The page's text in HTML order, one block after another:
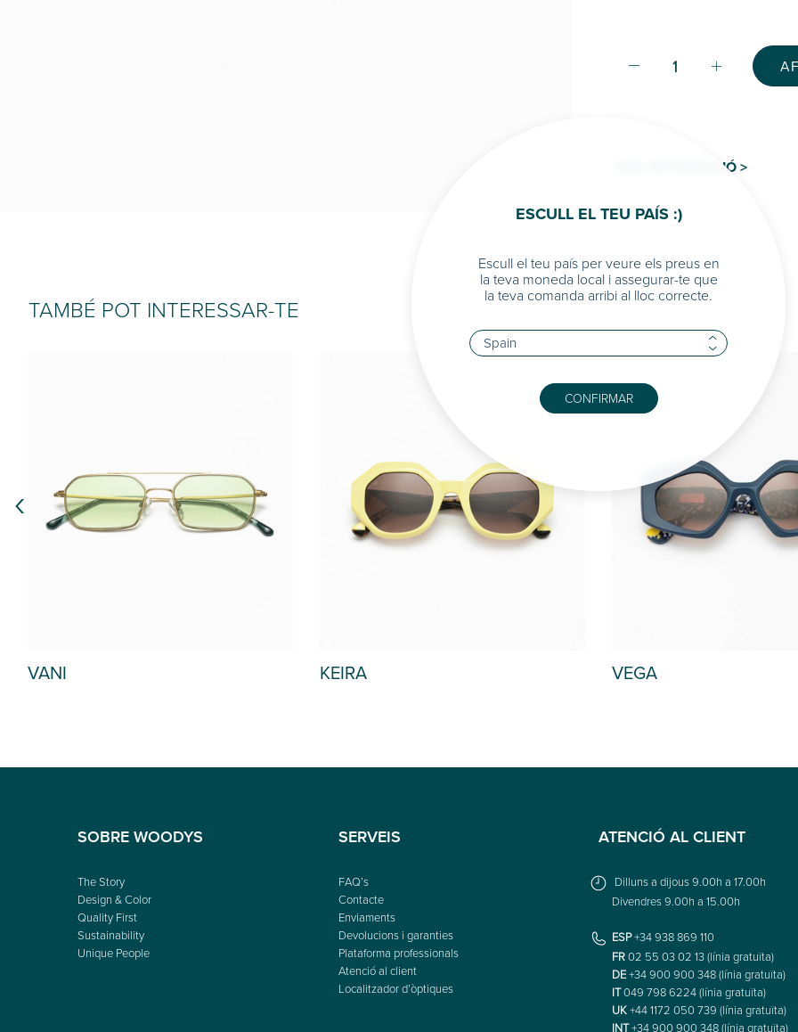
MÉS INFORMACIÓ >
TAMBÉ POT INTERESSAR-TE
VANI KEIRA VEGA
‹
SOBRE WOODYS
The Story
Design & Color
Quality First
Sustainability
Unique People
SERVEIS
FAQ’s
Contacte
Enviaments
Devolucions i garanties
Plataforma professionals
Atenció al client
Localitzador d’òptiques
ATENCIÓ AL CLIENT
Dilluns a dijous 9.00h a 17.00h
Divendres 9.00h a 15.00h
ESP+34 938 869 110
FR02 55 03 02 13 (línia gratuïta)
DE+34 900 900 348 (línia gratuïta)
IT049 798 6224 (línia gratuïta)
UK+44 1172 050 739 (línia gratuïta)
INT+34 900 900 348 (línia gratuïta)
ESCULL EL TEU PAÍS :)
Escull el teu país per veure els preus en
la teva moneda local i assegurar-te que
la teva comanda arribi al lloc correcte.
CONFIRMAR